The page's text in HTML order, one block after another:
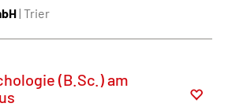
| Trier
(B.Sc.) am